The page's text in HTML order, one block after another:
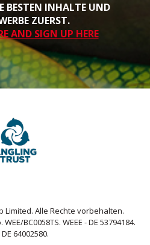
BESTEN INHALTE UND
ZUERST.
AND SIGN UP HERE
Limited. Alle Rechte vorbehalten.
BC0058TS. WEEE - DE 53794184.
DE 64002580.